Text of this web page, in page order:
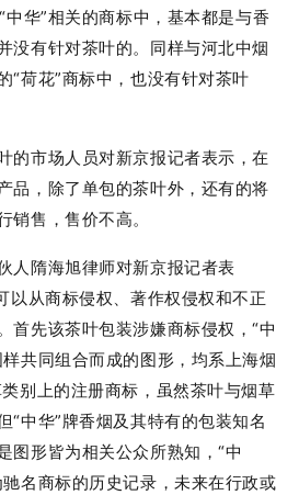
华”相关的商标中，基本都是与香
没有针对茶叶的。同样与河北中烟
“荷花”商标中，也没有针对茶叶
的市场人员对新京报记者表示，在
品，除了单包的茶叶外，还有的将
销售，售价不高。
人隋海旭律师对新京报记者表
以从商标侵权、著作权侵权和不正
首先该茶叶包装涉嫌商标侵权，“中
共同组合而成的图形，均系上海烟
别上的注册商标，虽然茶叶与烟草
“中华”牌香烟及其特有的包装知名
图形皆为相关公众所熟知，“中
名商标的历史记录，未来在行政或